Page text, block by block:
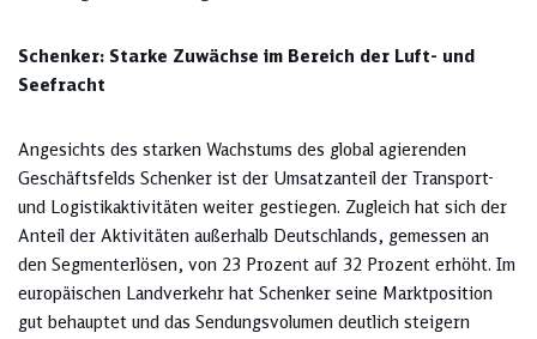
Schenker: Starke Zuwächse im Bereich der Luft- und
Seefracht
Angesichts des starken Wachstums des global agierenden
Geschäftsfelds Schenker ist der Umsatzanteil der Transport-
und Logistikaktivitäten weiter gestiegen. Zugleich hat sich der
Anteil der Aktivitäten außerhalb Deutschlands, gemessen an
den Segmenterlösen, von 23 Prozent auf 32 Prozent erhöht. Im
europäischen Landverkehr hat Schenker seine Marktposition
gut behauptet und das Sendungsvolumen deutlich steigern